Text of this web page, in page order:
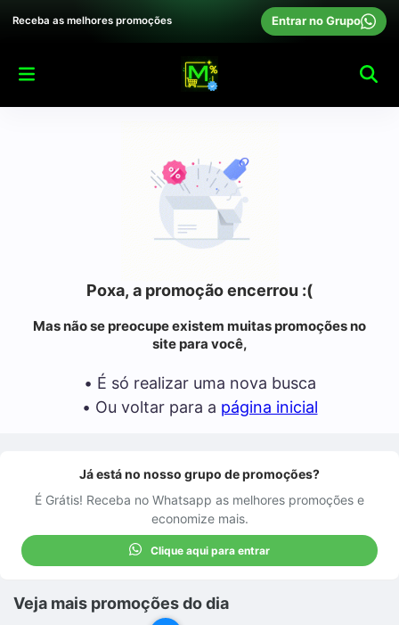
Receba as melhores promoções Entrar no Grupo
Poxa, a promoção encerrou :(
Mas não se preocupe existem muitas promoções no
site para você,
• É só realizar uma nova busca
• Ou voltar para a página inicial
Já está no nosso grupo de promoções?
É Grátis! Receba no Whatsapp as melhores promoções e
economize mais.
Clique aqui para entrar
Veja mais promoções do dia